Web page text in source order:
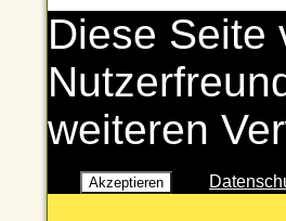
Diese Seite
weiteren
Akzeptieren